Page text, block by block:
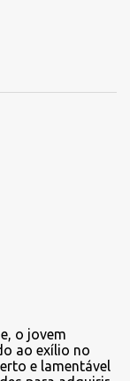
o jovem
ao exílio no
e lamentável